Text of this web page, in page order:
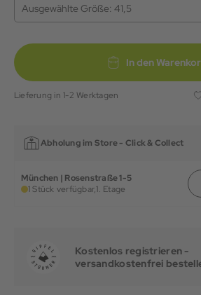
Ausgewählte Größe: 41,5
In den
Lieferung in 1-2 Werktagen
Abholung im Store - Click & Collect
München | Rosenstraße 1-5
1 Stück verfügbar,1. Etage
Kostenlos registrieren -
versandkostenfrei